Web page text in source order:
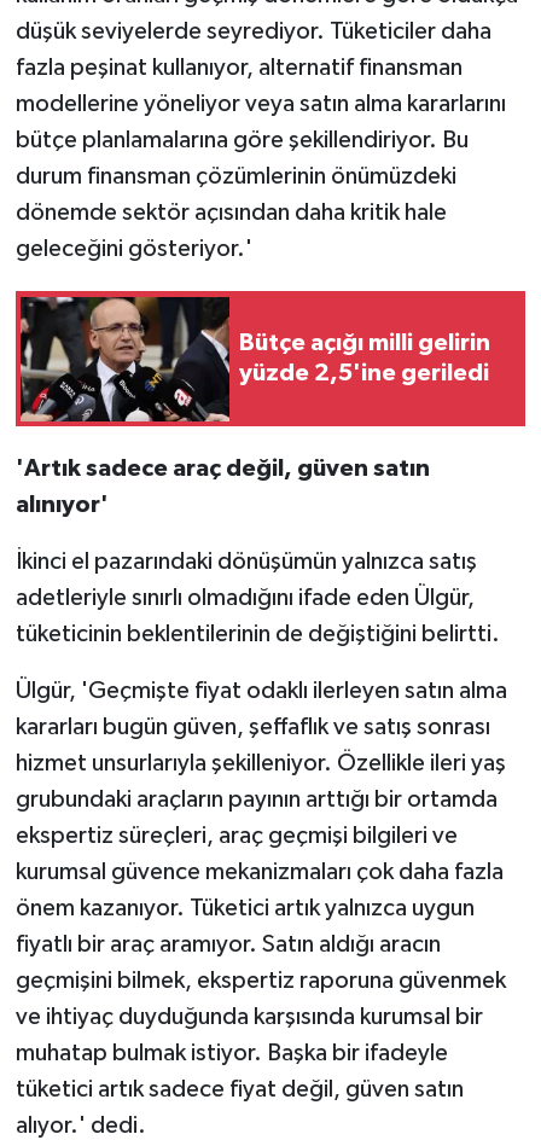
düşük seviyelerde seyrediyor. Tüketiciler daha
fazla peşinat kullanıyor, alternatif finansman
modellerine yöneliyor veya satın alma kararlarını
bütçe planlamalarına göre şekillendiriyor. Bu
durum finansman çözümlerinin önümüzdeki
dönemde sektör açısından daha kritik hale
geleceğini gösteriyor.'
Bütçe açığı milli gelirin
yüzde 2,5'ine geriledi
'Artık sadece araç değil, güven satın
alınıyor'
İkinci el pazarındaki dönüşümün yalnızca satış
adetleriyle sınırlı olmadığını ifade eden Ülgür,
tüketicinin beklentilerinin de değiştiğini belirtti.
Ülgür, 'Geçmişte fiyat odaklı ilerleyen satın alma
kararları bugün güven, şeffaflık ve satış sonrası
hizmet unsurlarıyla şekilleniyor. Özellikle ileri yaş
grubundaki araçların payının arttığı bir ortamda
ekspertiz süreçleri, araç geçmişi bilgileri ve
kurumsal güvence mekanizmaları çok daha fazla
önem kazanıyor. Tüketici artık yalnızca uygun
fiyatlı bir araç aramıyor. Satın aldığı aracın
geçmişini bilmek, ekspertiz raporuna güvenmek
ve ihtiyaç duyduğunda karşısında kurumsal bir
muhatap bulmak istiyor. Başka bir ifadeyle
tüketici artık sadece fiyat değil, güven satın
alıyor.' dedi.